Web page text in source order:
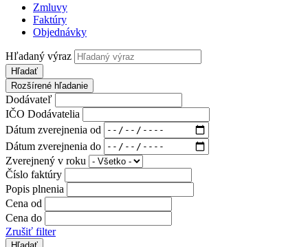
Zmluvy
Faktúry
Objednávky
Hľadaný výraz
Hľadať
Rozšírené hľadanie
Dodávateľ
IČO Dodávatelia
Dátum zverejnenia od
Dátum zverejnenia do
Zverejnený v roku
Číslo faktúry
Popis plnenia
Cena od
Cena do
Zrušiť filter